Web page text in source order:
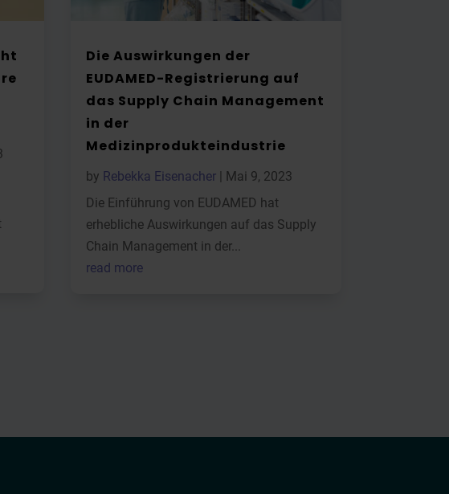
Die Auswirkungen der
EUDAMED-Registrierung auf
das Supply Chain Management
in der
Medizinprodukteindustrie
by Rebekka Eisenacher| Mai 9, 2023
Die Einführung von EUDAMED hat
erhebliche Auswirkungen auf das Supply
Chain Management in der...
read more